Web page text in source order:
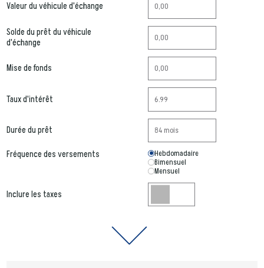
Valeur du véhicule d'échange
Solde du prêt du véhicule
d'échange
Mise de fonds
Taux d'intérêt
Durée du prêt
Fréquence des versements
Hebdomadaire
Bimensuel
Mensuel
Inclure les taxes